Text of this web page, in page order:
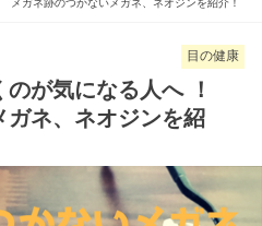
ガネ跡のつかないメガネ、ネオジンを紹介！
目の健康
のが気になる人へ ！
ガネ、ネオジンを紹